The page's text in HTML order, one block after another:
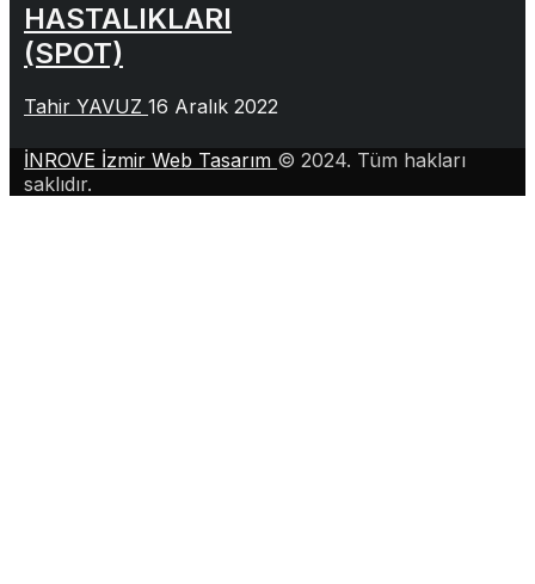
HASTALIKLARI
(SPOT)
Tahir YAVUZ 16 Aralık 2022
İNROVE İzmir Web Tasarım © 2024. Tüm hakları
saklıdır.